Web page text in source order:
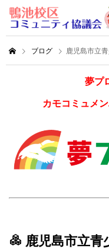
ブログ 鹿児島市立青少年
夢プ
カモコミュメ
鹿児島市立青